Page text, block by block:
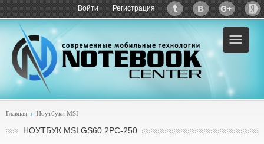
Войти Регистрация
Пример:купить MSI GS60 2PC-250
Главная Ноутбуки MSI
НОУТБУК MSI GS60 2PC-250